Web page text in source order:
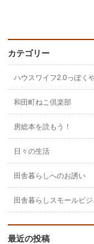
カテゴリー
ハウスワイフ2.0っぽく
和田町ねこ倶楽部
房総本を読もう！
日々の生活
田舎暮らしへのお誘い
田舎暮らしスモールビ
最近の投稿